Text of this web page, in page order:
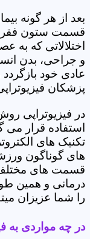
بعد از هر گونه
قسمت ستون
اختلالاتی که
و جراحی، بدن
عادی خود بازگردد
پزشکان
در فیزیوتراپی
استفاده قرار می
تکنیک های
های گوناگون
قسمت های
درمانی و همین
را شما عزیزان
در چه مواردی به